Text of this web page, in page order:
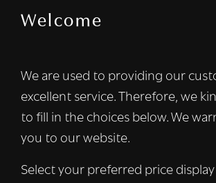
Welcome
We are used to providing our
excellent service. Therefore, we
to fill in the choices below. We
you to our website.
Select your preferred price display
We gebruiken cookies om inhoud
informatie over uw gebruik van
met onze advertentie- en
die deze kunnen combineren
informatie die u aan hen heeft
van hun diensten. Lees verder